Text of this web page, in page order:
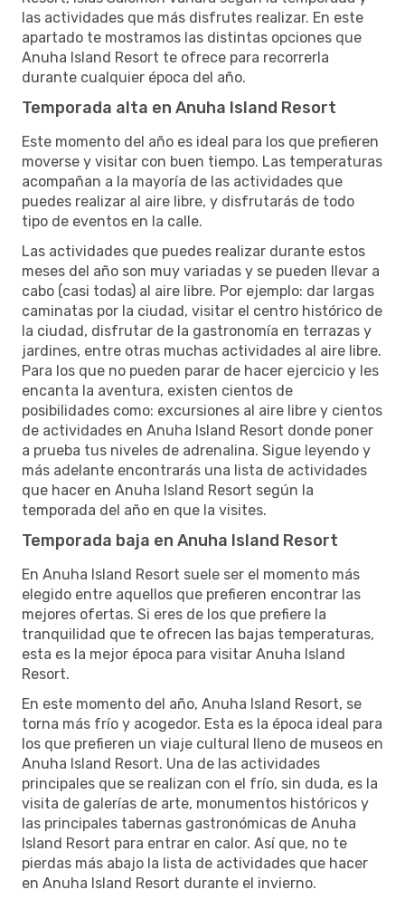
las actividades que más disfrutes realizar. En este
apartado te mostramos las distintas opciones que
Anuha Island Resort te ofrece para recorrerla
durante cualquier época del año.
Temporada alta en Anuha Island Resort
Este momento del año es ideal para los que prefieren
moverse y visitar con buen tiempo. Las temperaturas
acompañan a la mayoría de las actividades que
puedes realizar al aire libre, y disfrutarás de todo
tipo de eventos en la calle.
Las actividades que puedes realizar durante estos
meses del año son muy variadas y se pueden llevar a
cabo (casi todas) al aire libre. Por ejemplo: dar largas
caminatas por la ciudad, visitar el centro histórico de
la ciudad, disfrutar de la gastronomía en terrazas y
jardines, entre otras muchas actividades al aire libre.
Para los que no pueden parar de hacer ejercicio y les
encanta la aventura, existen cientos de
posibilidades como: excursiones al aire libre y cientos
de actividades en Anuha Island Resort donde poner
a prueba tus niveles de adrenalina. Sigue leyendo y
más adelante encontrarás una lista de actividades
que hacer en Anuha Island Resort según la
temporada del año en que la visites.
Temporada baja en Anuha Island Resort
En Anuha Island Resort suele ser el momento más
elegido entre aquellos que prefieren encontrar las
mejores ofertas. Si eres de los que prefiere la
tranquilidad que te ofrecen las bajas temperaturas,
esta es la mejor época para visitar Anuha Island
Resort.
En este momento del año, Anuha Island Resort, se
torna más frío y acogedor. Esta es la época ideal para
los que prefieren un viaje cultural lleno de museos en
Anuha Island Resort. Una de las actividades
principales que se realizan con el frío, sin duda, es la
visita de galerías de arte, monumentos históricos y
las principales tabernas gastronómicas de Anuha
Island Resort para entrar en calor. Así que, no te
pierdas más abajo la lista de actividades que hacer
en Anuha Island Resort durante el invierno.